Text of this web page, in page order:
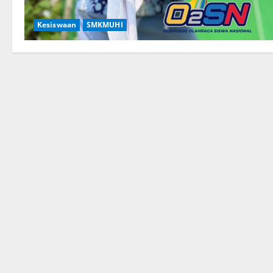
Kesiswaan SMKMUHI